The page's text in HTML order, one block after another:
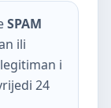
SPAM
ili
i
24